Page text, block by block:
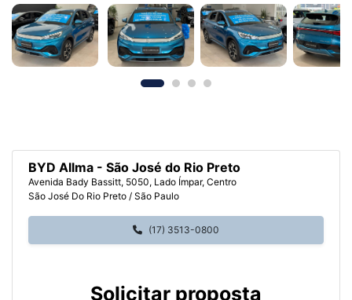
BYD Allma - São José do Rio Preto
Avenida Bady Bassitt, 5050, Lado Ímpar, Centro
São José Do Rio Preto / São Paulo
(17) 3513-0800
Solicitar proposta